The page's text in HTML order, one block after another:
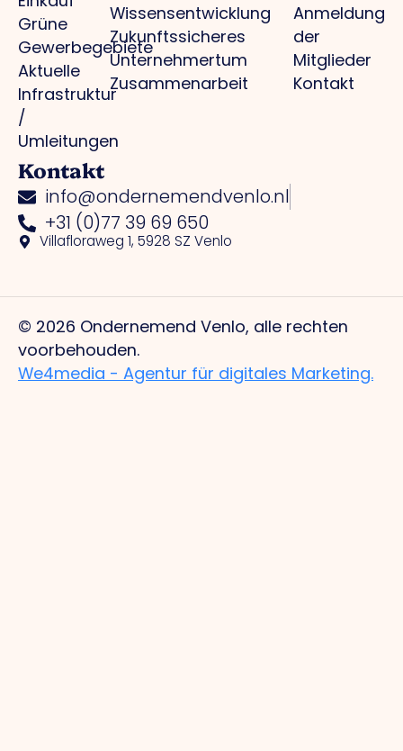
Grüne
Gewerbegebiete
Aktuelle
Infrastruktur
/
Umleitungen
Wissensentwicklung
Zukunftssicheres
Unternehmertum
Zusammenarbeit
Anmeldung
der
Mitglieder
Kontakt
Kontakt
info@ondernemendvenlo.nl
+31 (0)77 39 69 650
Villafloraweg 1, 5928 SZ Venlo
© 2026 Ondernemend Venlo, alle rechten
voorbehouden.
We4media - Agentur für digitales Marketing.